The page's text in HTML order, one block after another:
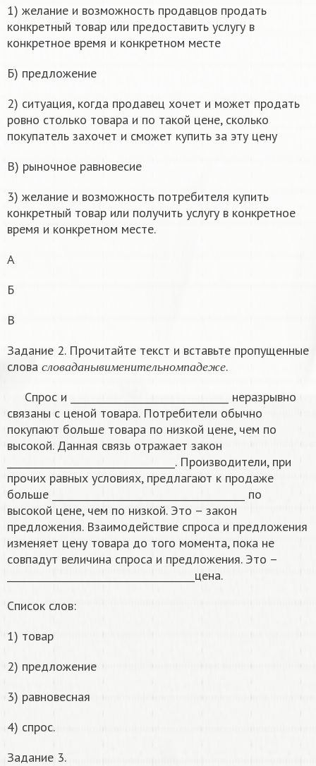
1) желание и возможность продавцов продать
конкретный товар или предоставить услугу в
конкретное время и конкретном месте
Б) предложение
2) ситуация, когда продавец хочет и может продать
ровно столько товара и по такой цене, сколько
покупатель захочет и сможет купить за эту цену
В) рыночное равновесие
3) желание и возможность потребителя купить
конкретный товар или получить услугу в конкретное
время и конкретном месте.
А
Б
В
Задание 2. Прочитайте текст и вставьте пропущенные
слова
сл о в а д а н ыв име н и т ел ьн омп а д е ж е
сл оваданывим енит ельномпа деже
.
Спрос и ________________________________ неразрывно
связаны с ценой товара. Потребители обычно
покупают больше товара по низкой цене, чем по
высокой. Данная связь отражает закон
__________________________________. Производители, при
прочих равных условиях, предлагают к продаже
больше _______________________________________ по
высокой цене, чем по низкой. Это – закон
предложения. Взаимодействие спроса и предложения
изменяет цену товара до того момента, пока не
совпадут величина спроса и предложения. Это –
______________________________________цена.
Список слов:
1) товар
2) предложение
3) равновесная
4) спрос.
Задание 3.